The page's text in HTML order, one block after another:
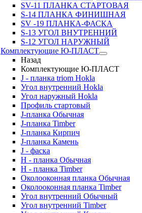
SV-11 ПЛАНКА СТАРТОВАЯ
S-14 ПЛАНКА ФИНИШНАЯ
SV -19 ПЛАНКА-ФАСКА
S-13 УГОЛ ВНУТРЕННИЙ
S-12 УГОЛ НАРУЖНЫЙ
Комплектующие Ю-ПЛАСТ
Назад
Комплектующие Ю-ПЛАСТ
J - планка triom Hokla
Угол внутренний Hokla
Угол наружный Hokla
Профиль стартовый
J-планка Обычная
J-планка Timber
J-планка Кирпич
J-планка Камень
J - фаска
Н - планка Обычная
Н - планка Timber
Околооконная планка Обычная
Околооконная планка Timber
Угол внутренний Обычный
Угол внутренний Timber